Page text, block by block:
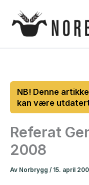
rett
Referat
2008
Av Norbrygg / 15. april